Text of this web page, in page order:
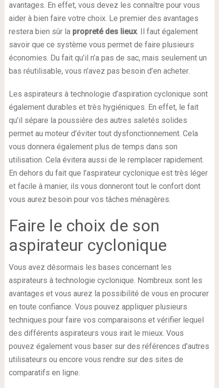
avantages. En effet, vous devez les connaître pour vous
aider à bien faire votre choix. Le premier des avantages
restera bien sûr la propreté des lieux. Il faut également
savoir que ce système vous permet de faire plusieurs
économies. Du fait qu’il n’a pas de sac, mais seulement un
bas réutilisable, vous n’avez pas besoin d’en acheter.
Les aspirateurs à technologie d’aspiration cyclonique sont
également durables et très hygiéniques. En effet, le fait
qu’il sépare la poussière des autres saletés solides
permet au moteur d’éviter tout dysfonctionnement. Cela
vous donnera également plus de temps dans son
utilisation. Cela évitera aussi de le remplacer rapidement.
En dehors du fait que l’aspirateur cyclonique est très léger
et facile à manier, ils vous donneront tout le confort dont
vous aurez besoin pour vos tâches ménagères.
Faire le choix de son
aspirateur cyclonique
Vous avez désormais les bases concernant les
aspirateurs à technologie cyclonique. Nombreux sont les
avantages et vous aurez la possibilité de vous en procurer
en toute confiance. Vous pouvez appliquer plusieurs
techniques pour faire vos comparaisons et vérifier lequel
des différents aspirateurs vous irait le mieux. Vous
pouvez également vous baser sur des références d’autres
utilisateurs ou encore vous rendre sur des sites de
comparatifs en ligne.